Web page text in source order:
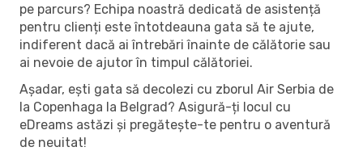
pe parcurs? Echipa noastră dedicată de asistență
pentru clienți este întotdeauna gata să te ajute,
indiferent dacă ai întrebări înainte de călătorie sau
ai nevoie de ajutor în timpul călătoriei.
Așadar, ești gata să decolezi cu zborul Air Serbia de
la Copenhaga la Belgrad? Asigură-ți locul cu
eDreams astăzi și pregătește-te pentru o aventură
de neuitat!